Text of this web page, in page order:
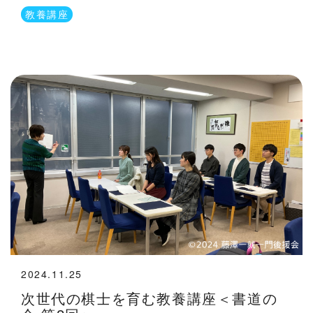
教養講座
次世代の棋士を育む教養講座＜書道の
2024.11.25